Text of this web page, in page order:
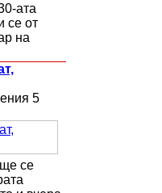
ата
се от
на
5
се